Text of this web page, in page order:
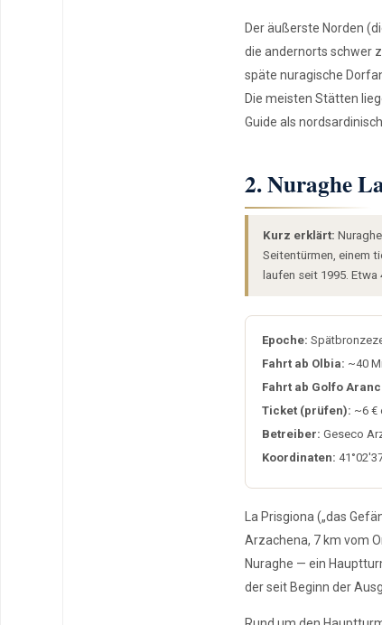
Der äußerste Norden
die andernorts schwer
späte nuragische
Die meisten Stätten
Guide als
2. Nuraghe
Kurz erklärt:
Seitentürmen, einem
laufen seit 1995.
Epoche:
Fahrt ab Olbia: ~40
Fahrt ab Golfo
Ticket (prüfen): ~6 €
Betreiber: Geseco
Koordinaten:
La Prisgiona („das
Arzachena, 7 km vom
Nuraghe — ein
der seit Beginn der